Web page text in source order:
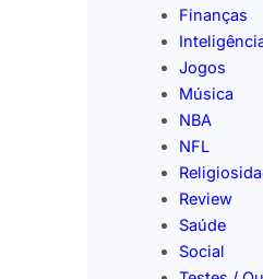
Finanças
Jogos
Música
NBA
NFL
Review
Saúde
Social